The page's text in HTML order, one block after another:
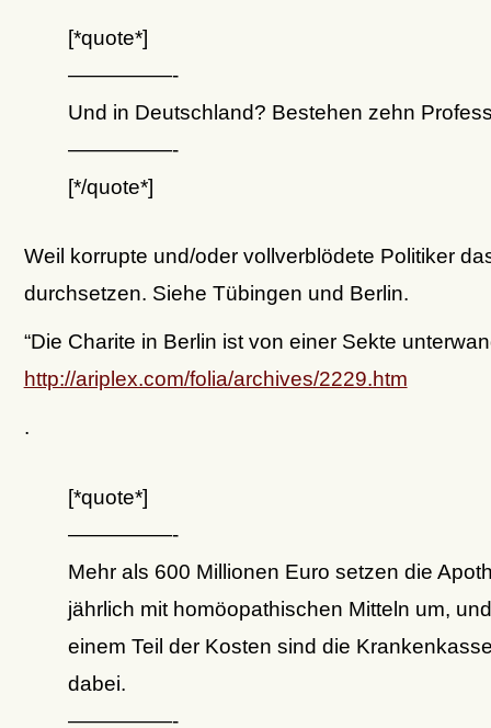
[*quote*]
—————-
Und in Deutschland? Bestehen zehn
—————-
[*/quote*]
Weil korrupte und/oder vollverblödete Politiker
durchsetzen. Siehe Tübingen und Berlin.
“Die Charite in Berlin ist von einer Sekte
http://ariplex.com/folia/archives/2229.htm
.
[*quote*]
—————-
Mehr als 600 Millionen Euro setzen die
jährlich mit homöopathischen Mitteln um,
einem Teil der Kosten sind die
dabei.
—————-